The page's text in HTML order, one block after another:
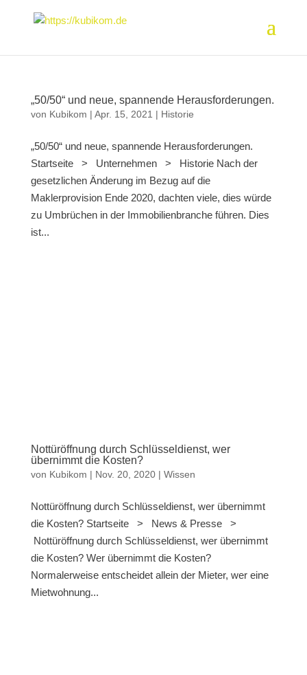
„50/50“ und neue, spannende Herausforderungen.
von Kubikom | Apr. 15, 2021 | Historie
„50/50“ und neue, spannende Herausforderungen.
Startseite > Unternehmen > Historie Nach der
gesetzlichen Änderung im Bezug auf die
Maklerprovision Ende 2020, dachten viele, dies würde
zu Umbrüchen in der Immobilienbranche führen. Dies
ist...
Nottüröffnung durch Schlüsseldienst, wer
übernimmt die Kosten?
von Kubikom | Nov. 20, 2020| Wissen
Nottüröffnung durch Schlüsseldienst, wer übernimmt
die Kosten? Startseite > News & Presse >
Nottüröffnung durch Schlüsseldienst, wer übernimmt
die Kosten? Wer übernimmt die Kosten?
Normalerweise entscheidet allein der Mieter, wer eine
Mietwohnung...